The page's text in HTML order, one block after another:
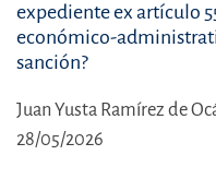
expediente ex artículo
económico-
sanción?
Juan Yusta Ramírez de
28/05/2026